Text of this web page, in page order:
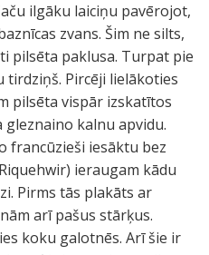
ilgāku laiciņu pavērojot,
zvans. Šim ne silts,
pilsēta paklusa. Turpat pie
tirdziņš. Pircēji lielākoties
pilsēta vispār izskatītos
kalnu apvidu.
francūzieši iesāktu bez
ieraugam kādu
Pirms tās plakāts ar
arī pašus stārķus.
koku galotnēs. Arī šie ir